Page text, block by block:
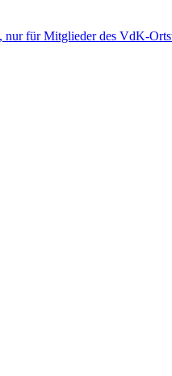
für Mitglieder des VdK-